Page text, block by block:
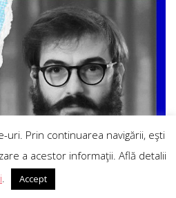
uri. Prin continuarea navigării, eşti
a acestor informaţii. Află detalii
. Accept
RO